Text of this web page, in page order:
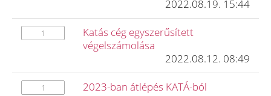
2022.08.19. 15:44
1
Katás cég egyszerűsített
végelszámolása
2022.08.12. 08:49
1
2023-ban átlépés KATÁ-ból